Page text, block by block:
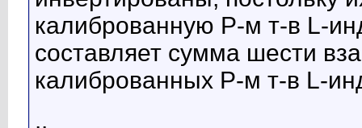
калиброванную Р-м т-в L-
составляет сумма шести
калиброванных Р-м т-в L-